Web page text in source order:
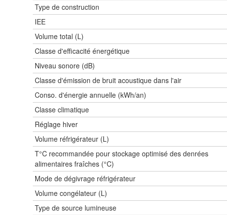
Type de construction
IEE
Volume total (L)
Classe d'efficacité énergétique
Niveau sonore (dB)
Classe d'émission de bruit acoustique dans l'air
Conso. d'énergie annuelle (kWh/an)
Classe climatique
Réglage hiver
Volume réfrigérateur (L)
T°C recommandée pour stockage optimisé des denrées
alimentaires fraîches (°C)
Mode de dégivrage réfrigérateur
Volume congélateur (L)
Type de source lumineuse